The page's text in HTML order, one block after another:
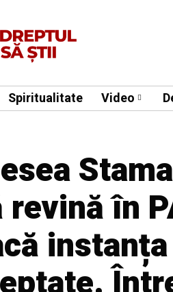
Spiritualitate Video
revină în